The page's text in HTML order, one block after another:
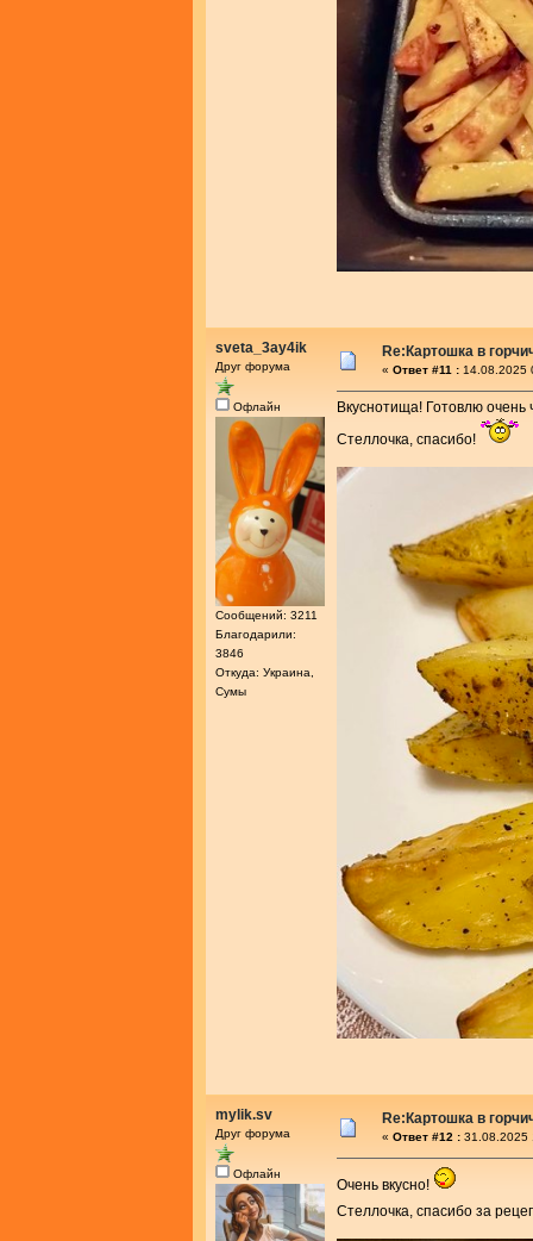
sveta_3ay4ik
Друг форума
Офлайн
Сообщений: 3211
Благодарили:
3846
Откуда: Украина,
Сумы
Re:Картошка в
« Ответ #11 : 14.08.2025
Вкуснотища! Готовлю очень
Стеллочка, спасибо!
mylik.sv
Друг форума
Офлайн
Re:Картошка в
« Ответ #12 : 31.08.2025
Очень вкусно!
Стеллочка, спасибо за